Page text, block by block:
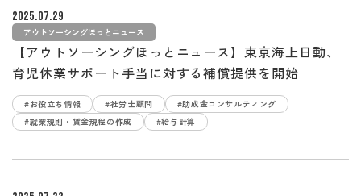
2025.07.29
アウトソーシングほっとニュース
【アウトソーシングほっとニュース】東京海上日動、
育児休業サポート手当に対する補償提供を開始
#お役立ち情報 #社労士顧問
#助成金コンサルティング
#就業規則・賃金規程の作成
#給与計算